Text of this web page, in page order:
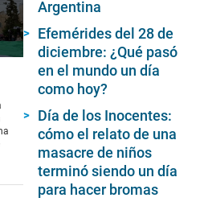
Argentina
Efemérides del 28 de
diciembre: ¿Qué pasó
en el mundo un día
como hoy?
Día de los Inocentes:
cómo el relato de una
masacre de niños
terminó siendo un día
para hacer bromas